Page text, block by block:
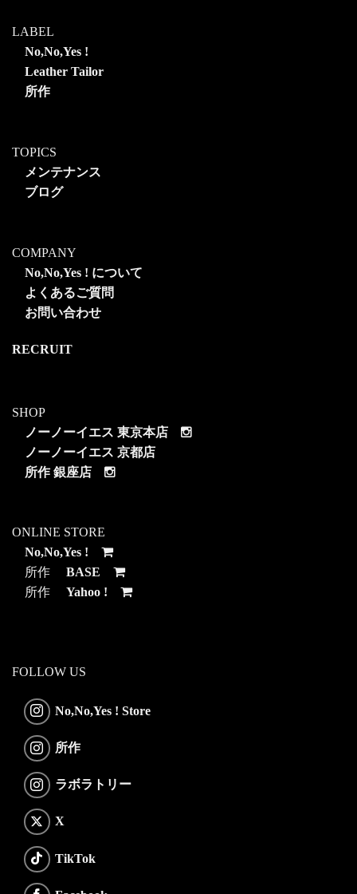
LABEL
No,No,Yes !
Leather Tailor
所作
TOPICS
メンテナンス
ブログ
COMPANY
No,No,Yes ! について
よくあるご質問
お問い合わせ
RECRUIT
SHOP
ノーノーイエス 東京本店
ノーノーイエス 京都店
所作 銀座店
ONLINE STORE
No,No,Yes !
所作 BASE
所作 Yahoo !
FOLLOW US
No,No,Yes ! Store
所作
ラボラトリー
X
TikTok